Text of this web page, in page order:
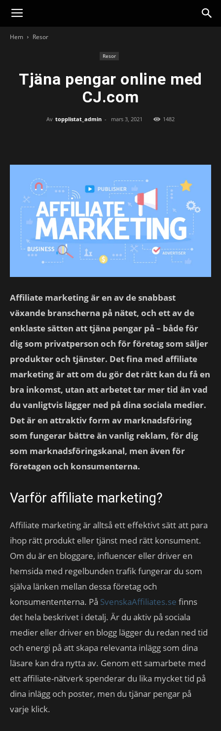
Hem Resor
Resor
Tjäna pengar online med
CJ.com
Av topplistat_admin - mars 3, 2021 1482
Affiliate marketing är en av de snabbast
växande branscherna på nätet, och ett av de
enklaste sätten att tjäna pengar på – både för
dig som privatperson och för företag som säljer
produkter och tjänster. Det fina med affiliate
marketing är att om du gör det rätt kan du få en
bra inkomst, utan att arbetet tar mer tid än vad
du vanligtvis lägger ned på dina sociala medier.
Det är en attraktiv form av marknadsföring
som fungerar bättre än vanlig reklam, för dig
som marknadsföringskanal, men även för
företagen och konsumenterna.
Varför affiliate marketing?
Affiliate marketing är alltså ett effektivt sätt att para
ihop rätt produkt eller tjänst med rätt konsument.
Om du är en bloggare, influencer eller driver en
hemsida med regelbunden trafik fungerar du som
själva länken mellan dessa företag och
konsumententerna. På SvenskaAffiliates.se finns
det hela beskrivet i detalj. Är du aktiv på sociala
medier eller driver en blogg lägger du redan ned tid
och energi på att skapa relevanta inlägg som dina
läsare kan dra nytta av. Genom ett samarbete med
ett affiliate-nätverk spenderar du lika mycket tid på
dina inlägg och poster, men du tjänar pengar på
varje klick.